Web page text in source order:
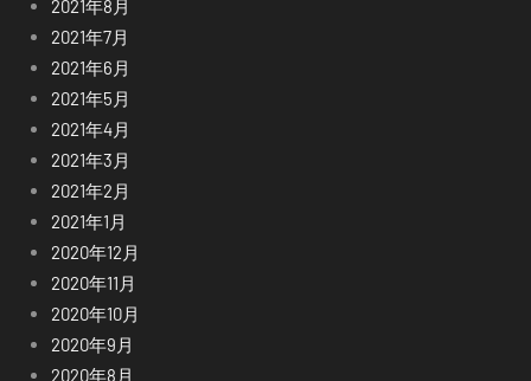
2021年8月
2021年7月
2021年6月
2021年5月
2021年4月
2021年3月
2021年2月
2021年1月
2020年12月
2020年11月
2020年10月
2020年9月
2020年8月